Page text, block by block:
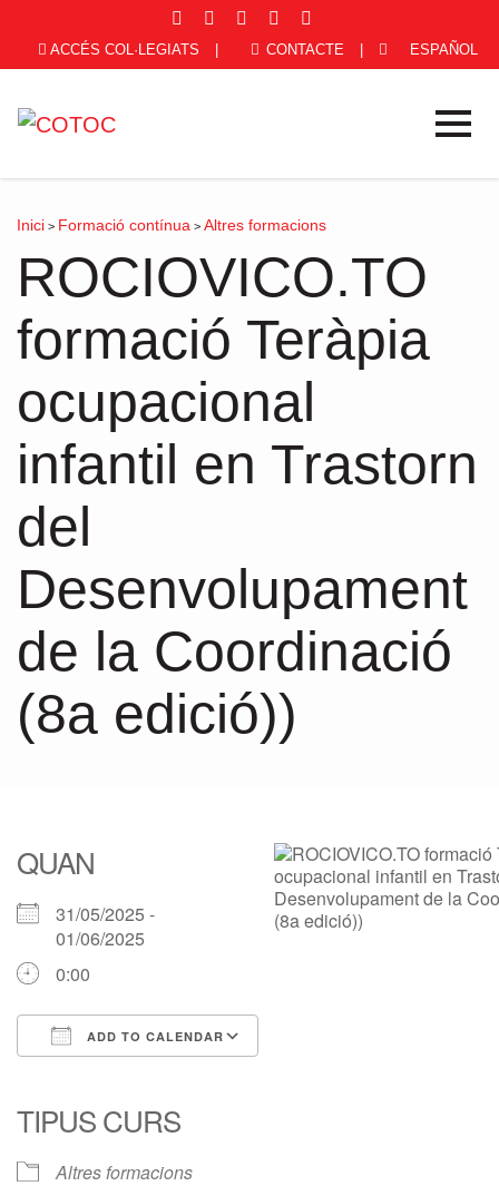
ACCÉS COL·LEGIATS CONTACTE ESPAÑOL
Inici > Formació contínua > Altres formacions
ROCIOVICO.TO
formació Teràpia
ocupacional
infantil en Trastorn
del
Desenvolupament
de la Coordinació
(8a edició))
QUAN
31/05/2025 -
01/06/2025
0:00
ADD TO CALENDAR
TIPUS CURS
Altres formacions